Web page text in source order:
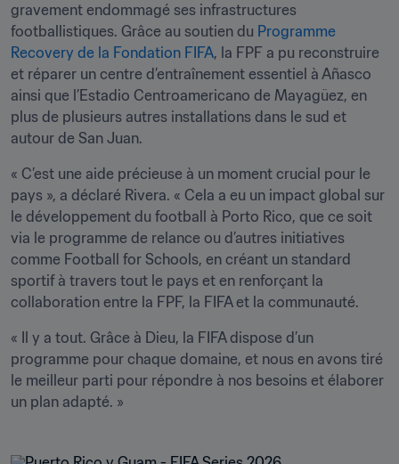
gravement endommagé ses infrastructures
footballistiques. Grâce au soutien du Programme
Recovery de la Fondation FIFA, la FPF a pu reconstruire
et réparer un centre d’entraînement essentiel à Añasco
ainsi que l’Estadio Centroamericano de Mayagüez, en
plus de plusieurs autres installations dans le sud et
autour de San Juan.
« C’est une aide précieuse à un moment crucial pour le
pays », a déclaré Rivera. « Cela a eu un impact global sur
le développement du football à Porto Rico, que ce soit
via le programme de relance ou d’autres initiatives
comme Football for Schools, en créant un standard
sportif à travers tout le pays et en renforçant la
collaboration entre la FPF, la FIFA et la communauté.
« Il y a tout. Grâce à Dieu, la FIFA dispose d’un
programme pour chaque domaine, et nous en avons tiré
le meilleur parti pour répondre à nos besoins et élaborer
un plan adapté. »